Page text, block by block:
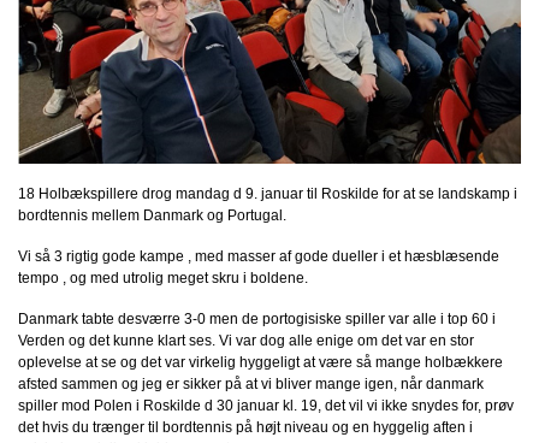
18 Holbækspillere drog mandag d 9. januar til Roskilde for at se landskamp i
bordtennis mellem Danmark og Portugal.
Vi så 3 rigtig gode kampe , med masser af gode dueller i et hæsblæsende
tempo , og med utrolig meget skru i boldene.
Danmark tabte desværre 3-0 men de portogisiske spiller var alle i top 60 i
Verden og det kunne klart ses. Vi var dog alle enige om det var en stor
oplevelse at se og det var virkelig hyggeligt at være så mange holbækkere
afsted sammen og jeg er sikker på at vi bliver mange igen, når danmark
spiller mod Polen i Roskilde d 30 januar kl. 19, det vil vi ikke snydes for, prøv
det hvis du trænger til bordtennis på højt niveau og en hyggelig aften i